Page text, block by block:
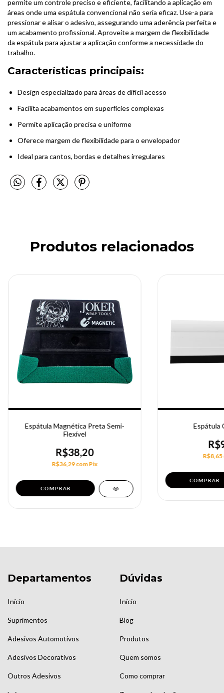
permite um controle preciso e eficiente, facilitando a aplicação em
áreas onde uma espátula convencional não seria eficaz. Use-a para
pressionar e alisar o adesivo, assegurando uma aderência perfeita e
um acabamento profissional. Aproveite a margem de flexibilidade
da espátula para ajustar a aplicação conforme a necessidade do
trabalho.
Características principais:
Design especializado para áreas de difícil acesso
Facilita acabamentos em superfícies complexas
Permite aplicação precisa e uniforme
Oferece margem de flexibilidade para o envelopador
Ideal para cantos, bordas e detalhes irregulares
Produtos relacionados
Espátula Magnética Preta Semi-
Flexível
R$38,20
R$36,29comPix
Espátula
R$8,65
Departamentos
Início
Suprimentos
Adesivos Automotivos
Adesivos Decorativos
Outros Adesivos
Dúvidas
Início
Blog
Produtos
Quem somos
Como comprar